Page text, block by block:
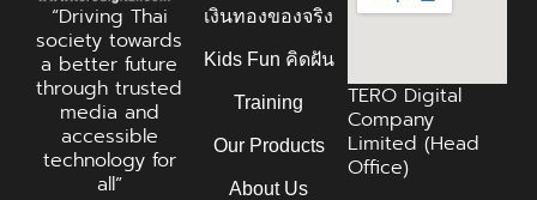
“Driving Thai
society towards
a better future
through trusted
media and
accessible
technology for
all”
เงินทองของจริง
Kids Fun คิดฝัน
Training
Our Products
About Us
TERO Digital
Company
Limited (Head
Office)